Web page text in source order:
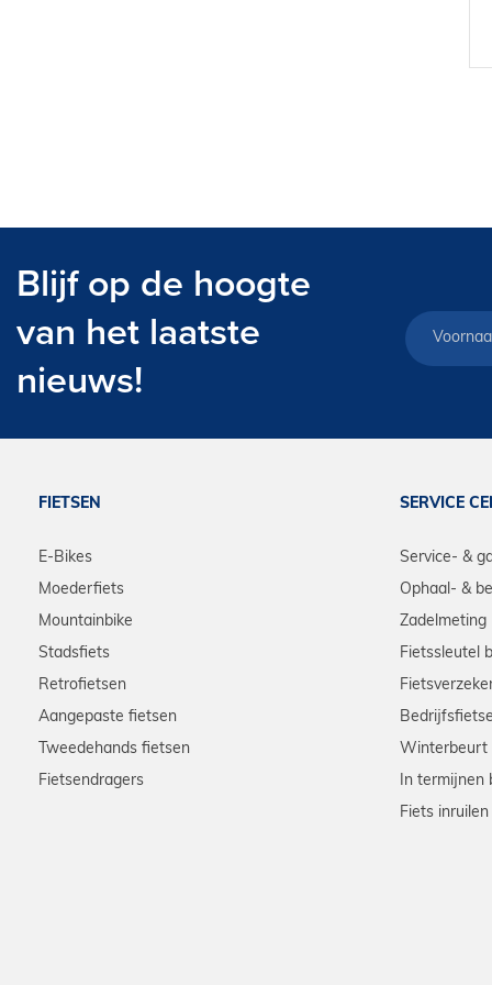
Blijf op de hoogte
van het laatste
nieuws!
FIETSEN
E-Bikes
Moederfiets
Mountainbike
Stadsfiets
Retrofietsen
Aangepaste fietsen
Tweedehands fietsen
Fietsendragers
SERVICE
Service- &
Ophaal- &
Zadelmeting
Fietssleutel
Winterbeurt
In termijnen
Fiets inruilen